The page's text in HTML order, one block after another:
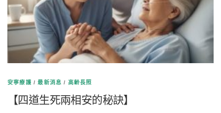
安寧療護 /最新消息 / 高齡長照
【四道生死兩相安的秘訣】